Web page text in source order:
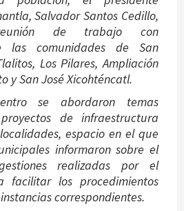
Salvador Santos Cedillo,
de trabajo con
las comunidades de San
Los Pilares, Ampliación
y San José Xicohténcatl.
se abordaron temas
de infraestructura
espacio en el que
informaron sobre el
realizadas por el
facilitar los procedimientos
correspondientes.